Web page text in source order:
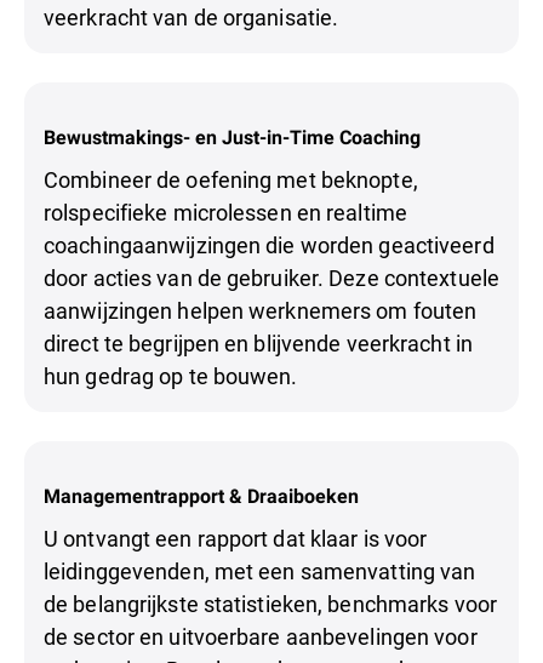
veerkracht van de organisatie.
Bewustmakings- en Just-in-Time Coaching
Combineer de oefening met beknopte,
rolspecifieke microlessen en realtime
coachingaanwijzingen die worden geactiveerd
door acties van de gebruiker. Deze contextuele
aanwijzingen helpen werknemers om fouten
direct te begrijpen en blijvende veerkracht in
hun gedrag op te bouwen.
Managementrapport & Draaiboeken
U ontvangt een rapport dat klaar is voor
leidinggevenden, met een samenvatting van
de belangrijkste statistieken, benchmarks voor
de sector en uitvoerbare aanbevelingen voor